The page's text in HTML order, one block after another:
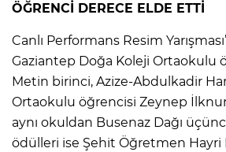
ÖĞRENCİ DERECE ELDE ETTİ
Canlı Performans Resim
Gaziantep Doğa Koleji Ortaokulu
Metin birinci, Azize-Abdulkadir
Ortaokulu öğrencisi Zeynep
aynı okuldan Busenaz Dağı
ödülleri ise Şehit Öğretmen Hayri